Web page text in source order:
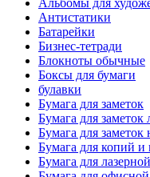
Альбомы для
Антистатики
Батарейки
Бизнес-тетради
Блокноты обычные
Боксы для бумаги
булавки
Бумага для заметок
Бумага для заметок
Бумага для заметок
Бумага для копий и
Бумага для